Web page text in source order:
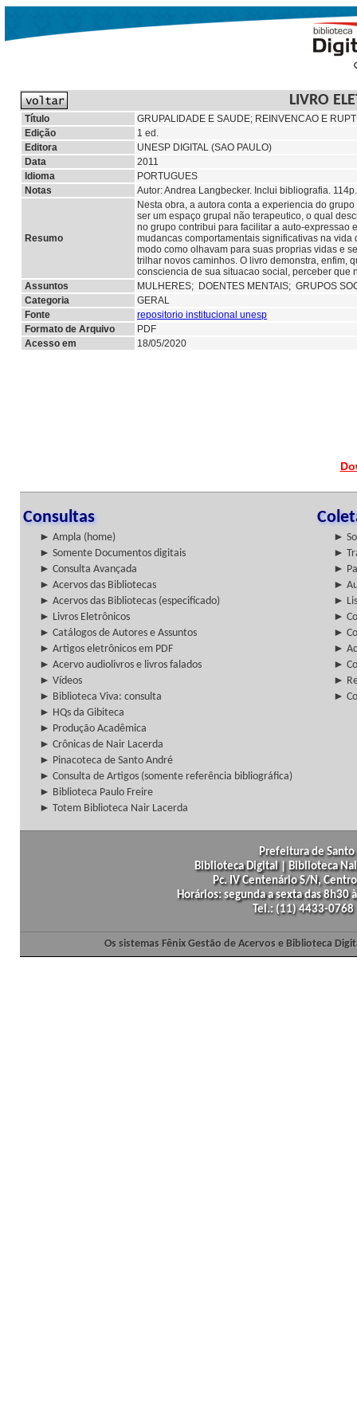
LIVRO
Título
GRUPALIDADE E SAUDE; REINVENCAO E
Edição
1 ed.
Editora
UNESP DIGITAL (SAO PAULO)
Data
2011
Idioma
PORTUGUES
Notas
Autor: Andrea Langbecker. Inclui bibliografia. 114p.
Resumo
Nesta obra, a autora conta a experiencia do
ser um espaço grupal não terapeutico, o qual
no grupo contribui para facilitar a auto-expressao
mudancas comportamentais significativas na
modo como olhavam para suas proprias vidas e
trilhar novos caminhos. O livro demonstra, enfim,
consciencia de sua situacao social, perceber
Assuntos
MULHERES; DOENTES MENTAIS; GRUPOS
Categoria
GERAL
Fonte
repositorio institucional unesp
Formato de Arquivo
PDF
Acesso em
18/05/2020
Consultas
► Ampla (home)
►
► Somente Documentos digitais
►
► Consulta Avançada
►
► Acervos das Bibliotecas
►
► Acervos das Bibliotecas (especificado)
►
► Livros Eletrônicos
►
► Catálogos de Autores e Assuntos
►
► Artigos eletrônicos em PDF
►
► Acervo audiolivros e livros falados
►
► Vídeos
►
► Biblioteca Viva: consulta
►
► HQs da Gibiteca
► Produção Acadêmica
► Crônicas de Nair Lacerda
► Pinacoteca de Santo André
► Consulta de Artigos (somente referência bibliográfica)
► Biblioteca Paulo Freire
► Totem Biblioteca Nair Lacerda
Prefeitura de
Biblioteca Digital | Biblioteca
Pc. IV Centenário S/N,
Horários: segunda a sexta das
Tel.: (11) 4433-
Os sistemas Fênix Gestão de Acervos e Biblioteca